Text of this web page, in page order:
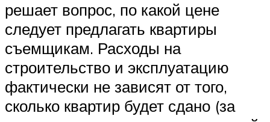
решает вопрос, по какой цене
следует предлагать квартиры
съемщикам. Расходы на
строительство и эксплуатацию
фактически не зависят от того,
сколько квартир будет сдано (за